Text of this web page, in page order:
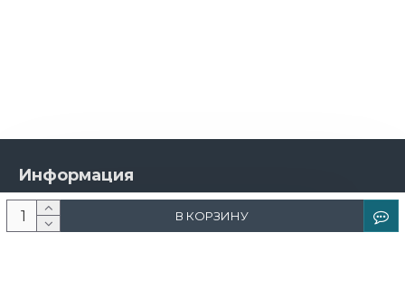
В КОРЗИНУ
Информация
О компании
Новости и акции